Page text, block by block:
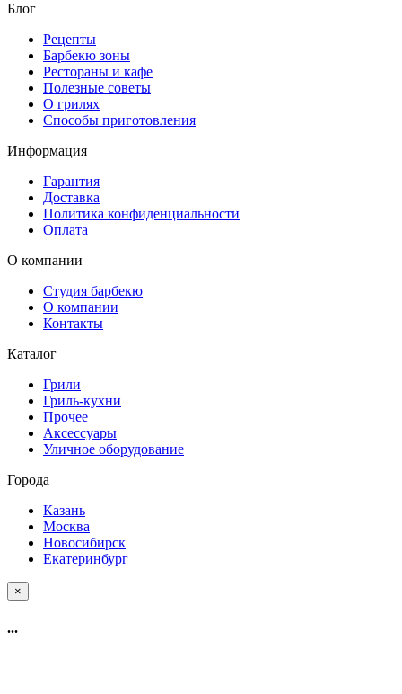
Блог
Рецепты
Барбекю зоны
Рестораны и кафе
Полезные советы
О грилях
Способы приготовления
Информация
Гарантия
Доставка
Политика конфиденциальности
Оплата
О компании
Студия барбекю
О компании
Контакты
Каталог
Грили
Гриль-кухни
Прочее
Аксессуары
Уличное оборудование
Города
Казань
Москва
Новосибирск
Екатеринбург
×
...